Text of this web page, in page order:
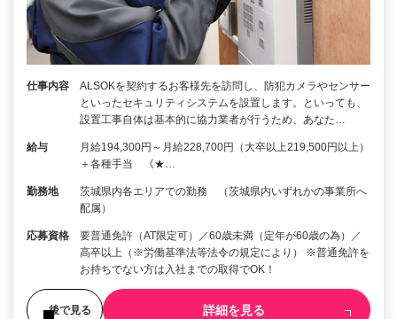
仕事内容
ALSOKを契約するお客様先を訪問し、防犯カメラやセンサー
といったセキュリティシステムを設置します。といっても、
設置工事自体は基本的に協力業者が行うため、あなた…
給与
月給194,300円～月給228,700円（大卒以上219,500円以上）
＋各種手当 《★…
勤務地
茨城県内各エリアでの勤務 （茨城県内いずれかの事業所へ
配属）
応募資格
要普通免許（AT限定可）／60歳未満（定年が60歳の為）／
高卒以上（※労働基準法等法令の規定により） ※普通免許を
お持ちでない方は入社までの取得でOK！
後で見る 詳細を見る